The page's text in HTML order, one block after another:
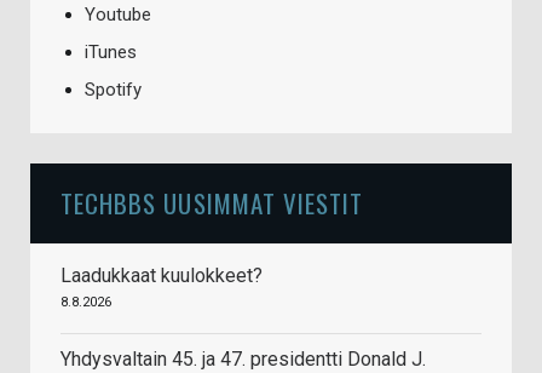
Youtube
iTunes
Spotify
TECHBBS UUSIMMAT VIESTIT
Laadukkaat kuulokkeet?
8.8.2026
Yhdysvaltain 45. ja 47. presidentti Donald J.